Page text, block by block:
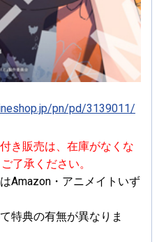
pn/pd/3139011/
き販売は、在庫がなくな
了承ください。
Amazon・アニメイトいず
特典の有無が異なりま